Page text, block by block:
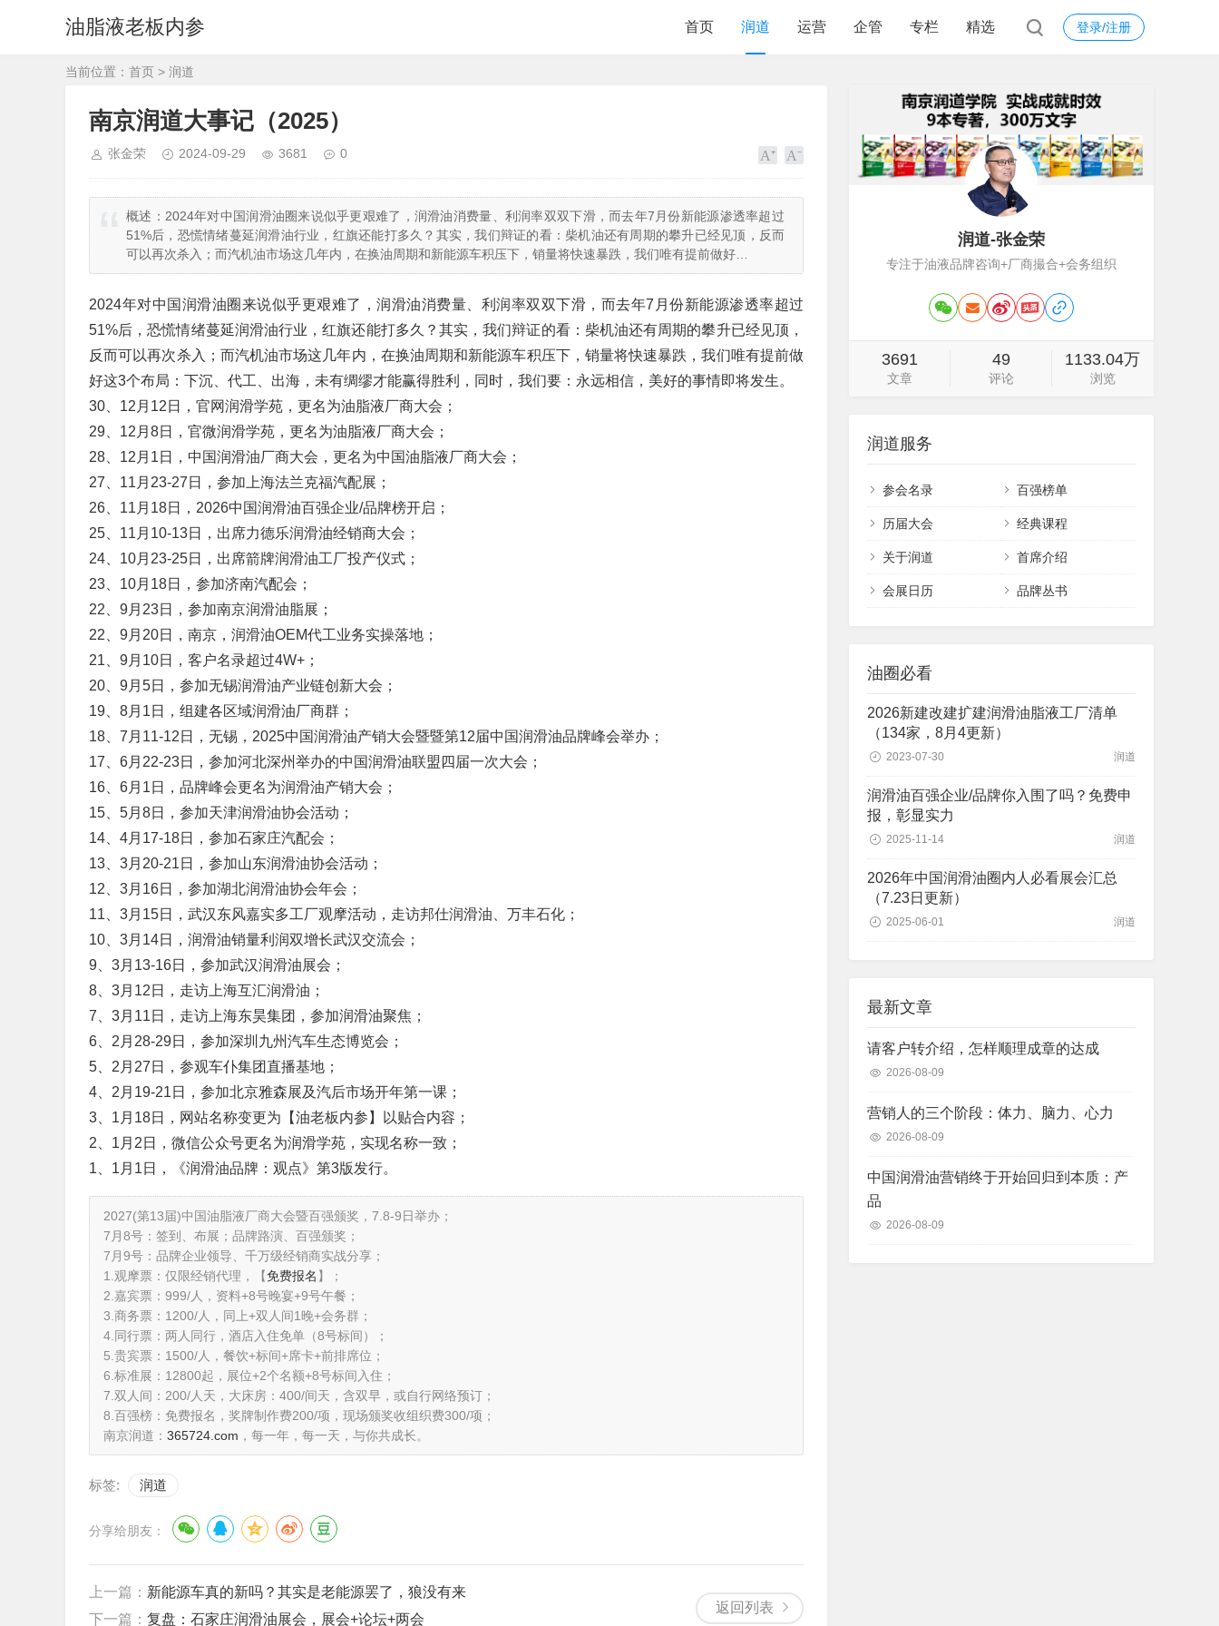
油脂液老板内参 登录/注册
首页 润道 运营 企管 专栏 精选
当前位置： 首页 > 润道
南京润道大事记（2025）
张金荣 2024-09-29 3681 0
概述： 2024年对中国润滑油圈来说似乎更艰难了，润滑油消费量、利润率双双下滑，而去年7月份新能源渗透率超过
51%后，恐慌情绪蔓延润滑油行业，红旗还能打多久？其实，我们辩证的看：柴机油还有周期的攀升已经见顶，反而
可以再次杀入；而汽机油市场这几年内，在换油周期和新能源车积压下，销量将快速暴跌，我们唯有提前做好…
2024年对中国润滑油圈来说似乎更艰难了，润滑油消费量、利润率双双下滑，而去年7月份新能源渗透率超过
51%后，恐慌情绪蔓延润滑油行业，红旗还能打多久？其实，我们辩证的看：柴机油还有周期的攀升已经见顶，
反而可以再次杀入；而汽机油市场这几年内，在换油周期和新能源车积压下，销量将快速暴跌，我们唯有提前做
好这3个布局：下沉、代工、出海，未有绸缪才能赢得胜利，同时，我们要：永远相信，美好的事情即将发生。
30、12月12日，官网润滑学苑，更名为油脂液厂商大会；
29、12月8日，官微润滑学苑，更名为油脂液厂商大会；
28、12月1日，中国润滑油厂商大会，更名为中国油脂液厂商大会；
27、11月23-27日，参加上海法兰克福汽配展；
26、11月18日，2026中国润滑油百强企业/品牌榜开启；
25、11月10-13日，出席力德乐润滑油经销商大会；
24、10月23-25日，出席箭牌润滑油工厂投产仪式；
23、10月18日，参加济南汽配会；
22、9月23日，参加南京润滑油脂展；
22、9月20日，南京，润滑油OEM代工业务实操落地；
21、9月10日，客户名录超过4W+；
20、9月5日，参加无锡润滑油产业链创新大会；
19、8月1日，组建各区域润滑油厂商群；
18、7月11-12日，无锡，2025中国润滑油产销大会暨暨第12届中国润滑油品牌峰会举办；
17、6月22-23日，参加河北深州举办的中国润滑油联盟四届一次大会；
16、6月1日，品牌峰会更名为润滑油产销大会；
15、5月8日，参加天津润滑油协会活动；
14、4月17-18日，参加石家庄汽配会；
13、3月20-21日，参加山东润滑油协会活动；
12、3月16日，参加湖北润滑油协会年会；
11、3月15日，武汉东风嘉实多工厂观摩活动，走访邦仕润滑油、万丰石化；
10、3月14日，润滑油销量利润双增长武汉交流会；
9、3月13-16日，参加武汉润滑油展会；
8、3月12日，走访上海互汇润滑油；
7、3月11日，走访上海东昊集团，参加润滑油聚焦；
6、2月28-29日，参加深圳九州汽车生态博览会；
5、2月27日，参观车仆集团直播基地；
4、2月19-21日，参加北京雅森展及汽后市场开年第一课；
3、1月18日，网站名称变更为【油老板内参】以贴合内容；
2、1月2日，微信公众号更名为润滑学苑，实现名称一致；
1、1月1日，《润滑油品牌：观点》第3版发行。
2027(第13届)中国油脂液厂商大会暨百强颁奖，7.8-9日举办；
7月8号：签到、布展；品牌路演、百强颁奖；
7月9号：品牌企业领导、千万级经销商实战分享；
1.观摩票：仅限经销代理，【免费报名 】；
2.嘉宾票：999/人，资料+8号晚宴+9号午餐；
3.商务票：1200/人，同上+双人间1晚+会务群；
4.同行票：两人同行，酒店入住免单（8号标间）；
5.贵宾票：1500/人，餐饮+标间+席卡+前排席位；
6.标准展：12800起，展位+2个名额+8号标间入住；
7.双人间：200/人天，大床房：400/间天，含双早，或自行网络预订；
8.百强榜：免费报名，奖牌制作费200/项，现场颁奖收组织费300/项；
南京润道： 365724.com ，每一年，每一天，与你共成长。
标签: 润道
分享给朋友：
返回列表
上一篇： 新能源车真的新吗？其实是老能源罢了，狼没有来
下一篇： 复盘：石家庄润滑油展会，展会+论坛+两会
润道-张金荣
专注于油液品牌咨询+厂商撮合+会务组织
3691
文章
49
评论
1133.04万
浏览
润道服务
参会名录 百强榜单
历届大会 经典课程
关于润道 首席介绍
会展日历 品牌丛书
油圈必看
2026新建改建扩建润滑油脂液工厂清单
（134家，8月4更新）
2023-07-30 润道
润滑油百强企业/品牌你入围了吗？免费申
报，彰显实力
2025-11-14 润道
2026年中国润滑油圈内人必看展会汇总
（7.23日更新）
2025-06-01 润道
最新文章
请客户转介绍，怎样顺理成章的达成
2026-08-09
营销人的三个阶段：体力、脑力、心力
2026-08-09
中国润滑油营销终于开始回归到本质：产
品
2026-08-09